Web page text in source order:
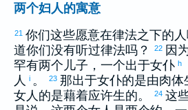
两个妇人的寓意
21 你们这些愿意在律法之下的
道你们没有听过律法吗？
22 因
罕有两个儿子，一个出于女仆 h
人 i 。 23 那出于女仆的是由肉
女人的是藉着应许生的。
24 这